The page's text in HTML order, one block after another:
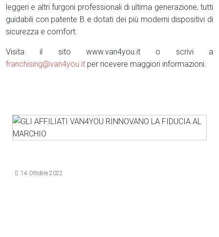
leggeri e altri furgoni professionali di ultima generazione, tutti
guidabili con patente B e dotati dei più moderni dispositivi di
sicurezza e comfort.
Visita il sito www.van4you.it o scrivi a
franchising@van4you.it per ricevere maggiori informazioni.
Dettagli
14 Ottobre 2022